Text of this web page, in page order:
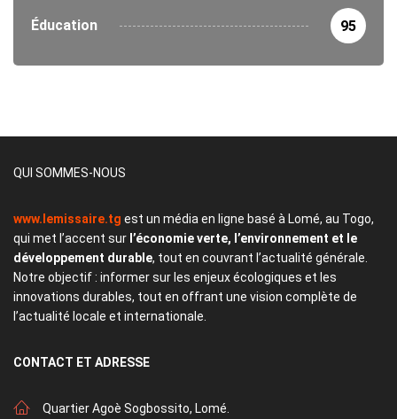
Éducation 95
QUI SOMMES-NOUS
www.lemissaire.tg est un média en ligne basé à Lomé, au Togo,
qui met l’accent sur l’économie verte, l’environnement et le
développement durable, tout en couvrant l’actualité générale.
Notre objectif : informer sur les enjeux écologiques et les
innovations durables, tout en offrant une vision complète de
l’actualité locale et internationale.
CONTACT ET ADRESSE
Quartier Agoè Sogbossito, Lomé.